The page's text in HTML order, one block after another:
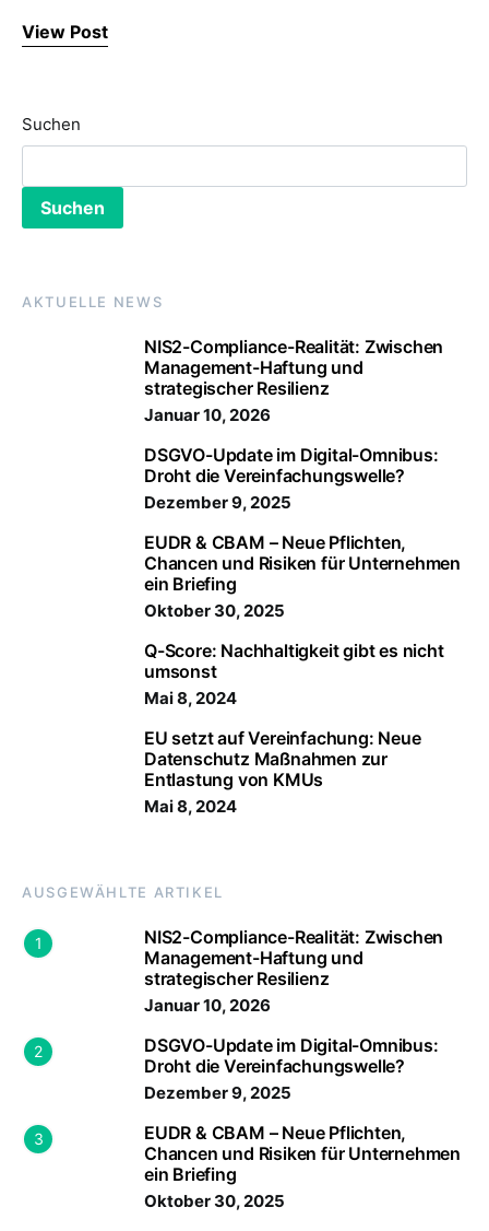
View Post
Suchen
Suchen
AKTUELLE NEWS
NIS2-Compliance-Realität: Zwischen
Management-Haftung und
strategischer Resilienz
Januar 10, 2026
DSGVO-Update im Digital-Omnibus:
Droht die Vereinfachungswelle?
Dezember 9, 2025
EUDR & CBAM – Neue Pflichten,
Chancen und Risiken für Unternehmen
ein Briefing
Oktober 30, 2025
Q-Score: Nachhaltigkeit gibt es nicht
umsonst
Mai 8, 2024
EU setzt auf Vereinfachung: Neue
Datenschutz Maßnahmen zur
Entlastung von KMUs
Mai 8, 2024
AUSGEWÄHLTE ARTIKEL
1
NIS2-Compliance-Realität: Zwischen
Management-Haftung und
strategischer Resilienz
Januar 10, 2026
2
DSGVO-Update im Digital-Omnibus:
Droht die Vereinfachungswelle?
Dezember 9, 2025
3
EUDR & CBAM – Neue Pflichten,
Chancen und Risiken für Unternehmen
ein Briefing
Oktober 30, 2025